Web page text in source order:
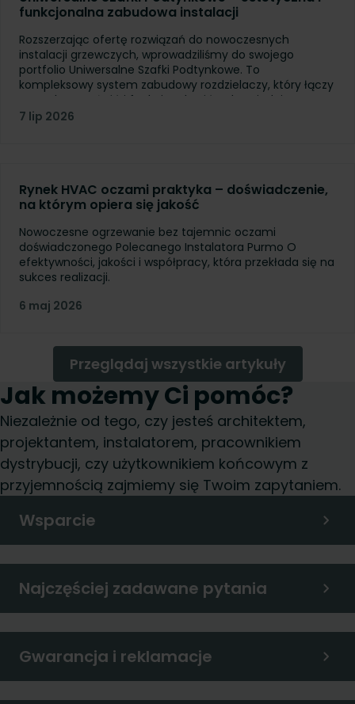
funkcjonalna zabudowa instalacji
Rozszerzając ofertę rozwiązań do nowoczesnych
instalacji grzewczych, wprowadziliśmy do swojego
portfolio Uniwersalne Szafki Podtynkowe. To
kompleksowy system zabudowy rozdzielaczy, który łączy
estetykę, trwałość i funkcjonalność, odpowiadając na
potrzeby zarówno instalatorów, jak i inwestorów. Szafki
7 lip 2026
Rynek HVAC oczami praktyka – doświadczenie,
na którym opiera się jakość
Nowoczesne ogrzewanie bez tajemnic oczami
doświadczonego Polecanego Instalatora Purmo O
efektywności, jakości i współpracy, która przekłada się na
sukces realizacji.
6 maj 2026
Przeglądaj wszystkie artykuły
Jak możemy Ci pomóc?
Niezależnie od tego, czy jesteś architektem,
projektantem, instalatorem, pracownikiem
dystrybucji, czy użytkownikiem końcowym z
przyjemnością zajmiemy się Twoim zapytaniem.
Wsparcie
Najczęściej zadawane pytania
Gwarancja i reklamacje